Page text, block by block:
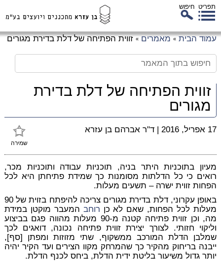
תפריט חיפוש
עמוד הבית » מאמרים » זווית הפתיחה של דלת בדירת מגורים
זווית הפתיחה של דלת בדירת
מגורים
שמירה
17 אפריל, 2016 | ד"ר אברהם בן עזרא
מעיון בתוכניות היתר בניה, תוכניות עבודה ותוכניות מכר,
רואים כי כל הדלתות מסומנות כך שמידת פתיחתן היא לכל
הפחות זווית ישרה – תשעים מעלות.
באופן עקרוני, דלת בדירת מגורים צריכה להיפתח בזוית של 90
מעלות לכל הפחות, שאם לא כן רוחב המעבר מוקטן במידת
מה, וכן זווית פתיחה קטנה מ-90 מעלות מהווה פגם בביצוע
וליקוי חזותי. לצורך יצירת זווית פתיחה נכונה, דואגים לכך
שמלבן הדלת המורכב ממשקוף, שתי מזוזות ומפתן [סף],
ייבנה בריחוק מהקיר כך שהמרחק מקוו הצירים ועד הקיר יהיה
יותר גדול משיעור בליטת ידית הדלת, ביחס לכנף הדלת.